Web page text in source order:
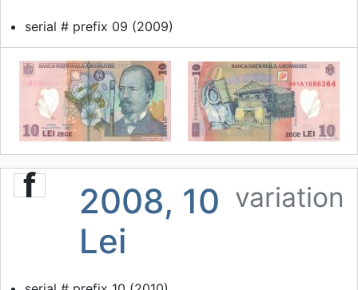
serial # prefix 09 (2009)
f
2008, 10
Lei
variation